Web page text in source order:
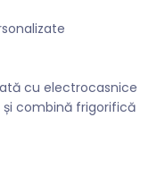
cu electrocasnice
și combină frigorifică